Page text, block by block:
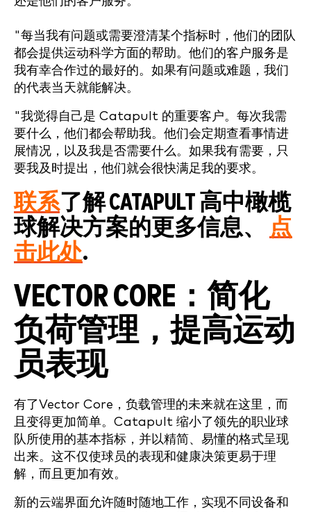
"每当我有问题或需要澄清某个指标时，他们的团队
都会提供运动科学方面的帮助。他们的客户服务是
我有幸合作过的最好的。如果有问题或难题，我们
的代表当天就能解决。
"我觉得自己是 Catapult 的重要客户。每次我需
要什么，他们都会帮助我。他们会定期查看事情进
展情况，以及我是否需要什么。如果我有需要，只
要我及时提出，他们就会很快满足我的要求。
联系了解 CATAPULT 高中橄榄
球解决方案的更多信息、
点
击此处.
VECTOR CORE：简化
负荷管理，提高运动
员表现
有了Vector Core，负载管理的未来就在这里，而
且变得更加简单。Catapult 缩小了领先的职业球
队所使用的基本指标，并以精简、易懂的格式呈现
出来。这不仅使球员的表现和健康决策更易于理
解，而且更加有效。
新的云端界面允许随时随地工作，实现不同设备和